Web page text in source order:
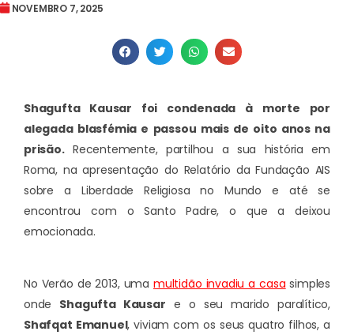
NOVEMBRO 7, 2025
Shagufta Kausar foi condenada à morte por
alegada blasfémia e passou mais de oito anos na
prisão.Recentemente, partilhou a sua história em
Roma, na apresentação do Relatório da Fundação AIS
sobre a Liberdade Religiosa no Mundo e até se
encontrou com o Santo Padre, o que a deixou
emocionada.
No Verão de 2013, umamultidão invadiu a casa simples
onde Shagufta Kausar e o seu marido paralítico,
Shafqat Emanuel, viviam com os seus quatro filhos, a